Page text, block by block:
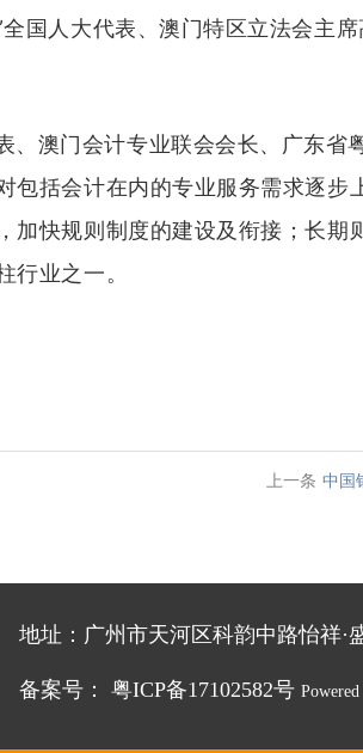
全国人大代表、澳门特区立法会主
、澳门会计专业联会会长、广东
包括会计在内的专业服务需求逐
加快规则制度的建设及衔接；长
行业之一。
上一条 中国
地址：广州市天河区科韵中路怡祥·
备案号： 粤ICP备17102582号